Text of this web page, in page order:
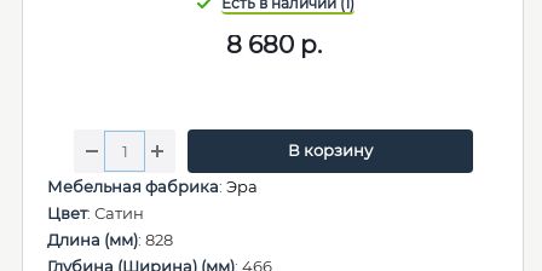
8 680р.
В корзину
Мебельная фабрика: Эра
Цвет: Сатин
Длина (мм): 828
Глубина (Ширина) (мм): 466